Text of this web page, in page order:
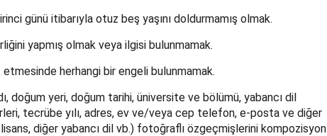
günü itibarıyla otuz beş yaşını doldurmamış olmak.
yapmış olmak veya ilgisi bulunmamak.
etmesinde herhangi bir engeli bulunmamak.
doğum yeri, doğum tarihi, üniversite ve bölümü, yabancı dil
tecrübe yılı, adres, ev ve/veya cep telefon, e-posta ve diğer
diğer yabancı dil vb.) fotoğraflı özgeçmişlerini kompozisyon